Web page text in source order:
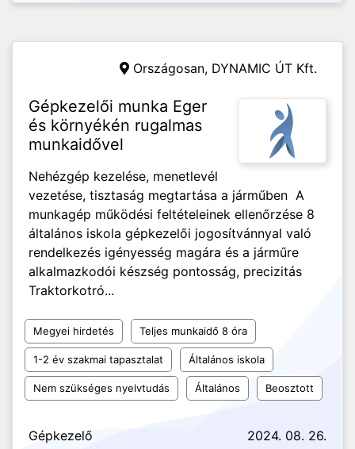
Országosan, DYNAMIC ÚT Kft.
Gépkezelői munka Eger
és környékén rugalmas
munkaidővel
Nehézgép kezelése, menetlevél
vezetése, tisztaság megtartása a járműben A
munkagép működési feltételeinek ellenőrzése 8
általános iskola gépkezelői jogosítvánnyal való
rendelkezés igényesség magára és a járműre
alkalmazkodói készség pontosság, precizitás
Traktorkotró...
Megyei hirdetés Teljes munkaidő 8 óra
1-2 év szakmai tapasztalat Általános iskola
Nem szükséges nyelvtudás Általános Beosztott
Gépkezelő 2024. 08. 26.